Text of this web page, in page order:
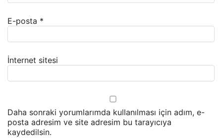
E-posta *
İnternet sitesi
Daha sonraki yorumlarımda kullanılması için adım, e-
posta adresim ve site adresim bu tarayıcıya
kaydedilsin.